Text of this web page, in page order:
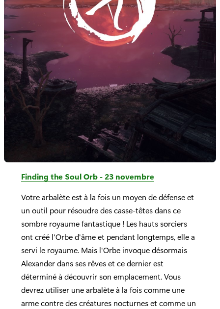
Finding the Soul Orb - 23 novembre
Votre arbalète est à la fois un moyen de défense et
un outil pour résoudre des casse-têtes dans ce
sombre royaume fantastique ! Les hauts sorciers
ont créé l'Orbe d'âme et pendant longtemps, elle a
servi le royaume. Mais l'Orbe invoque désormais
Alexander dans ses rêves et ce dernier est
déterminé à découvrir son emplacement. Vous
devrez utiliser une arbalète à la fois comme une
arme contre des créatures nocturnes et comme un